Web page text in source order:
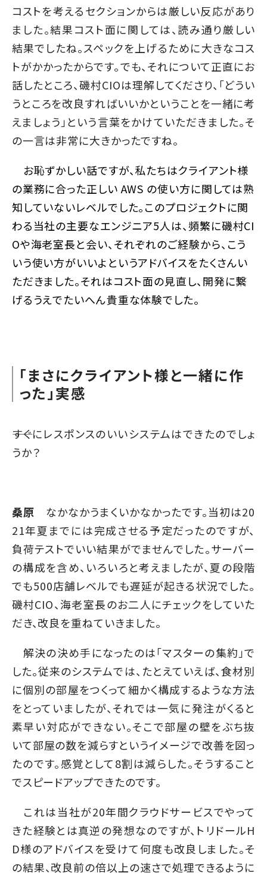
コストを考えるセクションからは厳しい反応があり
ました。結果コスト面に関しては、読み通り厳しい
結果でしたね。スペックを上げるために大きなコス
トがかかったからです。でも、それについて正直にお
話したところ、磯村CIOは理解してくださり、「どうい
うところを改良すればいいかということを一緒に考
えましょう」という言葉をかけていただきました。そ
の一言は非常に大きかったですね。
お恥ずかしい話ですが、私たちはクライアント様
の業務に合った正しい AWS の使い方に関しては熟
知していないレベルでした。このプロジェクトに関
わる当社の主要なエンジニア5人は、頻繁に磯村CI
Oや海老室長と会い、それぞれのご経験から、こう
いう使い方がいいよというアドバイスをたくさんい
ただきました。それはコスト面の見直し、開発に繋
げるうえでたいへん貴重な体験でした。
「まさにクライアント様と一緒に作
った」実感
――すぐにレスポンスのいいシステムはできたのでしょ
うか？
桑原 なかなかうまくいかなかったです。当初は20
21年夏までには完成させる予定だったのですが、
負荷テストでいい結果がでませんでした。サーバー
の構成を含め、いろいろと考えましたが、夏の段階
でも500店舗レベルでも遅延が起きる状況でした。
磯村CIO、海老室長のお二人にチェックをしていた
だき、改良を重ねていきました。
解決の決め手になったのは「マスターの集約」で
した。従来のシステムでは、たとえていえば、食材別
に個別の部屋をつくって細かく構成するような方法
をとっていましたが、それでは一気に発注がくると
素早い対応ができない。そこで部屋の壁をぶち抜
いて部屋の数を減らすというイメージで改善を図っ
たのです。感覚として8割は減らした。そうすること
でスピードアップできたのです。
これは当社が20年間クラウドサービスでやって
きた経験とは真逆の発想なのですが、トリドールH
D様のアドバイスを受けて何度も改良しました。そ
の結果、改良前の倍以上の速さで処理できるように